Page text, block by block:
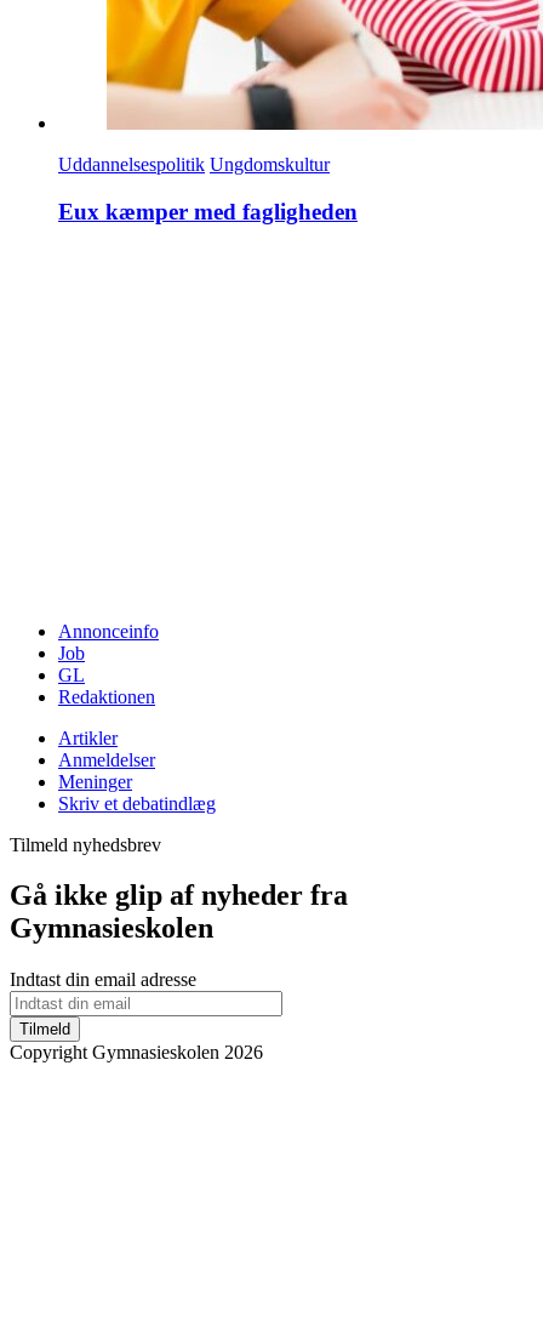
Uddannelsespolitik Ungdomskultur
Eux kæmper med fagligheden
Annonceinfo
Job
GL
Redaktionen
Artikler
Anmeldelser
Meninger
Skriv et debatindlæg
Tilmeld nyhedsbrev
Gå ikke glip af nyheder fra
Gymnasieskolen
Indtast din email adresse
Tilmeld
Copyright Gymnasieskolen 2026